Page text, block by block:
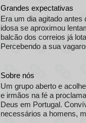
Grandes expectativas
Era um dia agitado antes
idosa se aproximou
balcão dos correios já
Percebendo a sua
Sobre nós
Um grupo aberto e
e irmãos na fé a
Deus em Portugal.
necessários a homens,